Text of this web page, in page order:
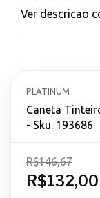
Ver descricao
PLATINUM
Caneta
- Sku. 193686
R$132,00
R$146,67